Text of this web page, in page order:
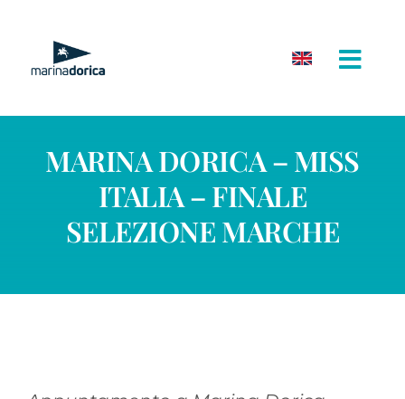
contenuto
MARINA DORICA – MISS
ITALIA – FINALE
SELEZIONE MARCHE